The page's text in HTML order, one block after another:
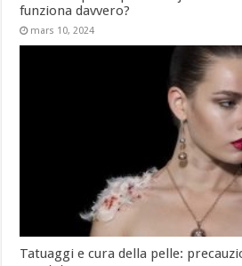
funziona davvero?
mars 10, 2024
Tatuaggi e cura della pelle: